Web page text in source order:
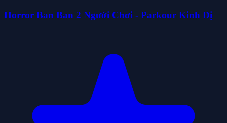
Horror Ban Ban 2 Người Chơi - Parkour Kinh Dị